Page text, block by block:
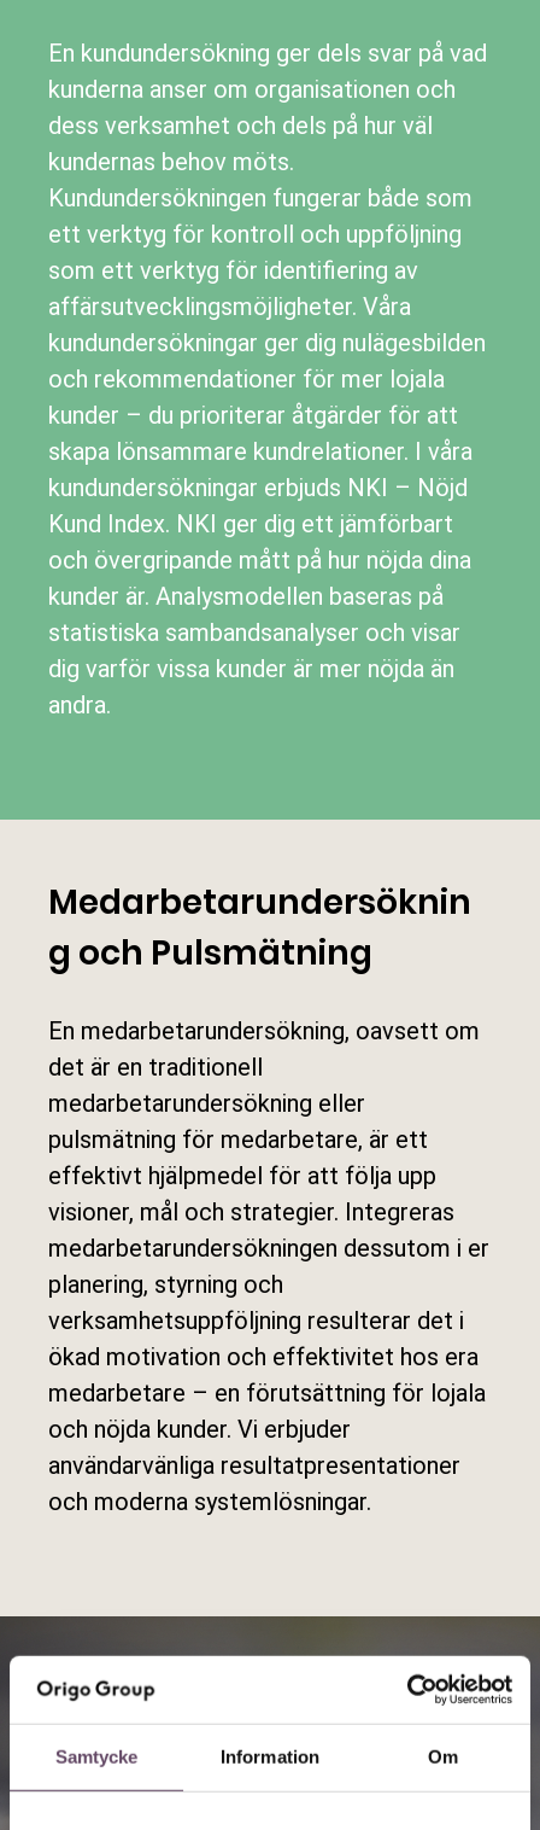
Samtycke Information Om
En kundundersökning ger dels svar på vad
kunderna anser om organisationen och
dess verksamhet och dels på hur väl
kundernas behov möts.
Kundundersökningen fungerar både som
ett verktyg för kontroll och uppföljning
som ett verktyg för identifiering av
affärsutvecklingsmöjligheter. Våra
kundundersökningar ger dig nulägesbilden
och rekommendationer för mer lojala
kunder – du prioriterar åtgärder för att
skapa lönsammare kundrelationer. I våra
kundundersökningar erbjuds NKI – Nöjd
Kund Index. NKI ger dig ett jämförbart
och övergripande mått på hur nöjda dina
kunder är. Analysmodellen baseras på
statistiska sambandsanalyser och visar
dig varför vissa kunder är mer nöjda än
andra.
Medarbetarundersöknin
g och Pulsmätning
En medarbetarundersökning, oavsett om
det är en traditionell
medarbetarundersökning eller
pulsmätning för medarbetare, är ett
effektivt hjälpmedel för att följa upp
visioner, mål och strategier. Integreras
medarbetarundersökningen dessutom i er
planering, styrning och
verksamhetsuppföljning resulterar det i
ökad motivation och effektivitet hos era
medarbetare – en förutsättning för lojala
och nöjda kunder. Vi erbjuder
användarvänliga resultatpresentationer
och moderna systemlösningar.